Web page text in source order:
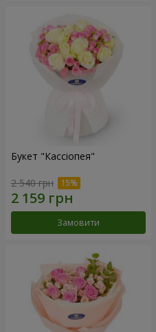
Букет "Кассіопея"
2 540 грн
Замовити